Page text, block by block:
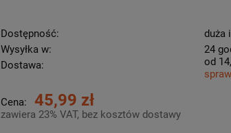
Dostępność:
duża
Wysyłka w:
24
Dostawa:
od
Cena: 45,99 zł
zawiera 23% VAT, bez kosztów dostawy